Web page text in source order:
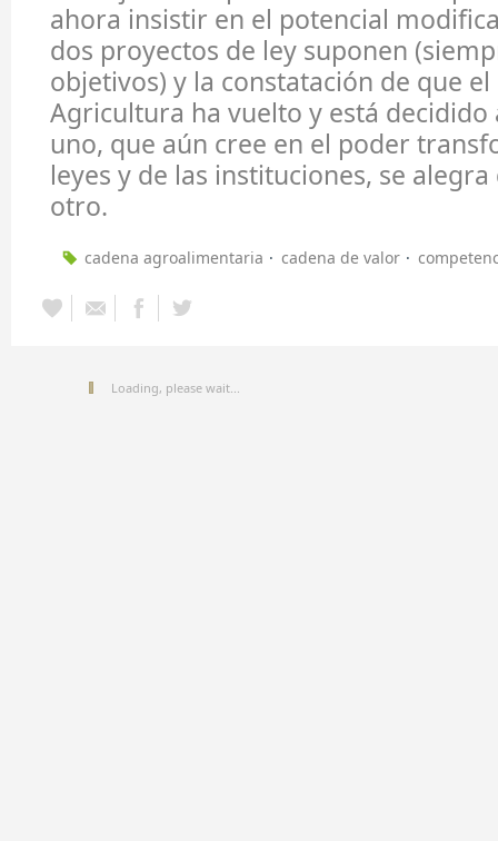
ahora insistir en el potencial
dos proyectos de ley suponen
objetivos) y la constatación de que
Agricultura ha vuelto y está decidido
uno, que aún cree en el poder
leyes y de las instituciones, se
otro.
cadena agroalimentaria cadena de valor
Loading, please wait...